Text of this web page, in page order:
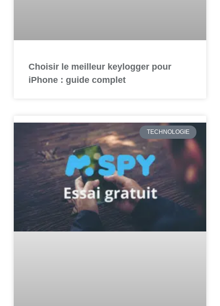
Choisir le meilleur keylogger pour
iPhone : guide complet
TECHNOLOGIE